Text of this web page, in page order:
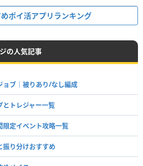
ポイ活アプリランキング
の人気記事
ョブ｜被りあり/なし編成
とトレジャー一覧
限定イベント攻略一覧
振り分けおすすめ